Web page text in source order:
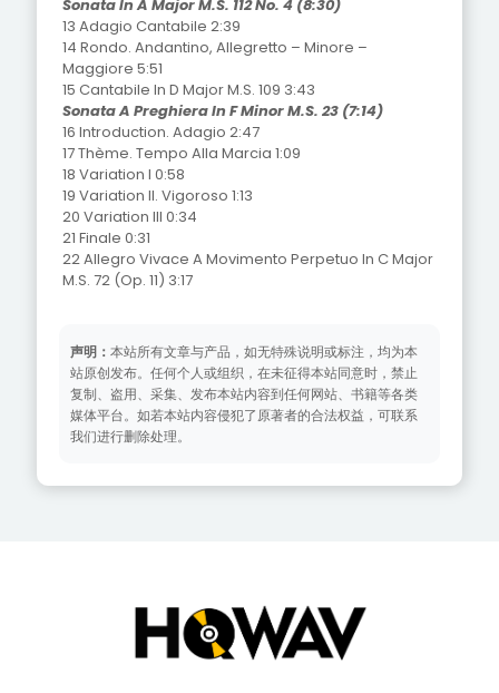
Sonata In A Major M.S. 112 No. 4 (8:30)
13 Adagio Cantabile 2:39
14 Rondo. Andantino, Allegretto – Minore –
Maggiore 5:51
15 Cantabile In D Major M.S. 109 3:43
Sonata A Preghiera In F Minor M.S. 23 (7:14)
16 Introduction. Adagio 2:47
17 Thème. Tempo Alla Marcia 1:09
18 Variation I 0:58
19 Variation II. Vigoroso 1:13
20 Variation III 0:34
21 Finale 0:31
22 Allegro Vivace A Movimento Perpetuo In C Major
M.S. 72 (Op. 11) 3:17
声明： 本站所有文章与产品，如无特殊说明或标注，均为本
站原创发布。任何个人或组织，在未征得本站同意时，禁止
复制、盗用、采集、发布本站内容到任何网站、书籍等各类
媒体平台。如若本站内容侵犯了原著者的合法权益，可联系
我们进行删除处理。